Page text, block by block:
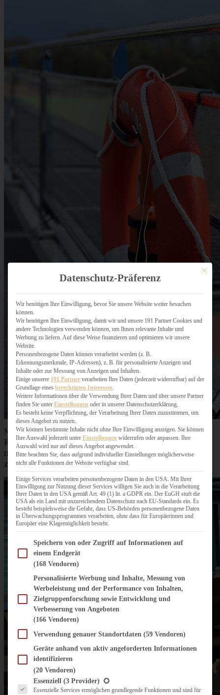
Nach einer kurzen Begrüßung und Kennenlernen der
Kollegen:innen mache ich es mir noch ein wenig auf
meinem Zimmer gemütlich, bevor es dann am Abend
zunächst in der Lounge einen Aperitif gibt.
Mit
Datenschutz-Präferenz
Wir benötigen Ihre Einwilligung, bevor Sie unsere Website weiter besuchen
können.
Wir benötigen Ihre Einwilligung, damit wir und unsere 191 Partner Cookies und
andere Technologien verwenden können, um Ihnen relevante Inhalte und
Werbung zu liefern. Auf diese Weise finanzieren und optimieren wir unsere
Website.
Personenbezogene Daten können verarbeitet werden (z. B.
Erkennungsmerkmale, IP-Adressen), z. B. für personalisierte Anzeigen und
Inhalte oder zur Messung von Anzeigen und Inhalten.
Einige unserer 191 Partner verarbeiten Ihre Daten (jederzeit widerrufbar) auf der
Grundlage eines berechtigten Interesses
Weitere Informationen über die Verwendung Ihrer Daten und über unsere Partner
finden Sie unter Einstellungen oder in unserer Datenschutzerklärung.
Es besteht keine Verpflichtung, der Verarbeitung Ihrer Daten zuzustimmen, um
dieses Angebot zu nutzen.
Wir können bestimmte Inhalte nicht ohne Ihre Einwilligung anzeigen. Sie können
Ihre Auswahl jederzeit unter Einstellungen widerrufen oder anpassen. Ihre
Auswahl wird nur auf dieses Angebot angewendet.
Bitte beachten Sie, dass aufgrund individueller Einstellungen möglicherweise
nicht alle Funktionen der Website verfügbar sind.
Einige Services verarbeiten personenbezogene Daten in den USA. Mit Ihrer
Einwilligung zur Nutzung dieser Services willigen Sie auch in die Verarbeitung
Ihrer Daten in den USA gemäß Art. 49 (1) lit. a GDPR ein. Der EuGH stuft die
USA als ein Land mit unzureichendem Datenschutz nach EU-Standards ein. Es
besteht beispielsweise die Gefahr, dass US-Behörden personenbezogene Daten
in Überwachungsprogrammen verarbeiten, ohne dass für Europäerinnen und
Europäer eine Klagemöglichkeit besteht.
Im Folgenden finden Sie eine Liste der Zwecke des IAB Transparency and Consent
Speichern von oder Zugriff auf Informationen auf
einem Endgerät
(168 Vendoren)
Personalisierte Werbung und Inhalte, Messung von
Werbeleistung und der Performance von Inhalten,
Zielgruppenforschung sowie Entwicklung und
Verbesserung von Angeboten
(166 Vendoren)
Verwendung genauer Standortdaten (59 Vendoren)
Geräte anhand von aktiv angeforderten Informationen
identifizieren
(20 Vendoren)
Es folgt eine Liste der Service-Gruppen, für die eine Einwilligung erteilt werden
Essenziell (3 Provider)
Essenzielle Services ermöglichen grundlegende Funktionen und sind für